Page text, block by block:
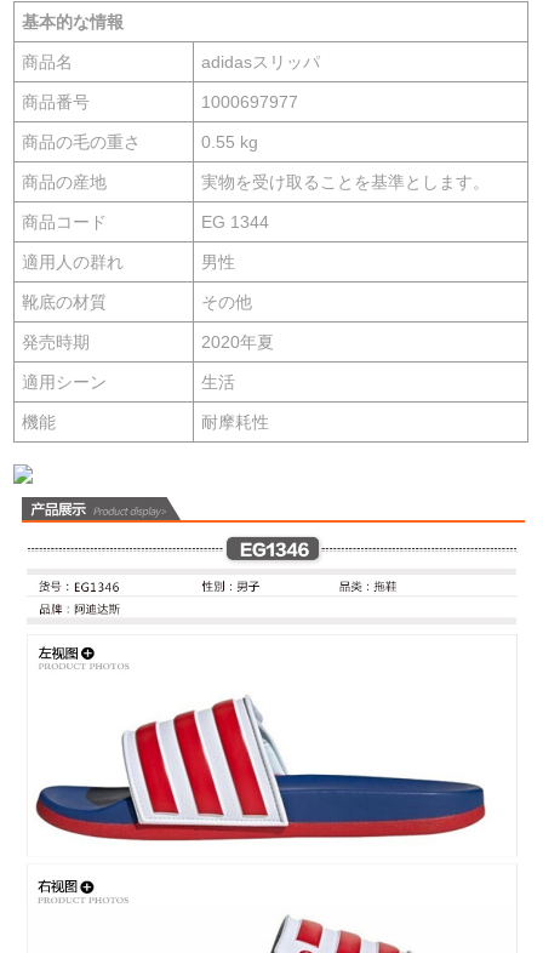
基本的な情報
商品名 adidasスリッパ
商品番号 1000697977
商品の毛の重さ 0.55 kg
商品の産地 実物を受け取ることを基準とします。
商品コード EG 1344
適用人の群れ 男性
靴底の材質 その他
発売時期 2020年夏
適用シーン 生活
機能 耐摩耗性